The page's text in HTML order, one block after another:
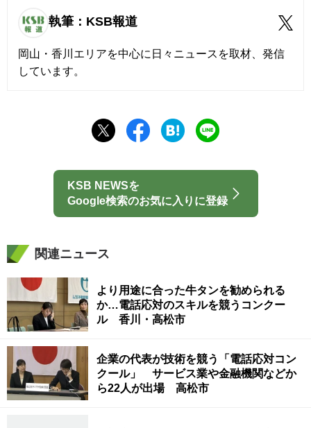
執筆：KSB報道
岡山・香川エリアを中心に日々ニュースを取材、発信
しています。
KSB NEWSを
Google検索のお気に入りに登録
関連ニュース
より用途に合った牛タンを勧められる
か…電話応対のスキルを競うコンクー
ル 香川・高松市
企業の代表が技術を競う「電話応対コン
クール」 サービス業や金融機関などか
ら22人が出場 高松市